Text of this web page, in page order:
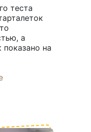
теста
а
показано на